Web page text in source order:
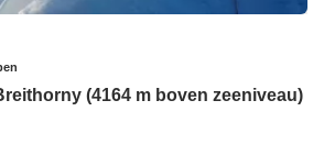
(4164 m boven zeeniveau)